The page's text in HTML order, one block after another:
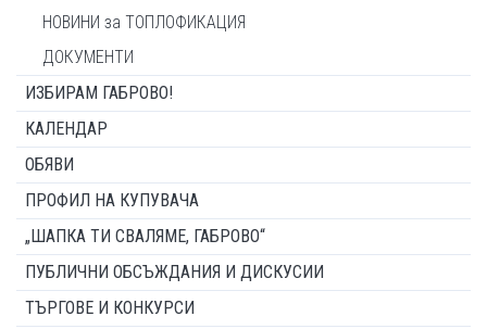
НОВИНИ за ТОПЛОФИКАЦИЯ
ДОКУМЕНТИ
ИЗБИРАМ ГАБРОВО!
КАЛЕНДАР
ОБЯВИ
ПРОФИЛ НА КУПУВАЧА
„ШАПКА ТИ СВАЛЯМЕ, ГАБРОВО“
ПУБЛИЧНИ ОБСЪЖДАНИЯ И ДИСКУСИИ
ТЪРГОВЕ И КОНКУРСИ